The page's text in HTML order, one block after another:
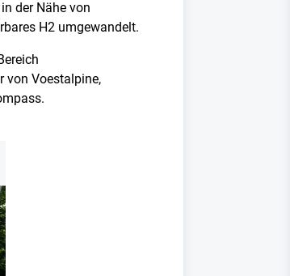
der Nähe von
H2 umgewandelt.
von Voestalpine,